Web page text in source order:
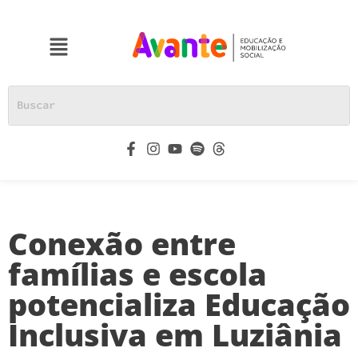
Conexão entre
famílias e escola
potencializa Educação
Inclusiva em Luziânia